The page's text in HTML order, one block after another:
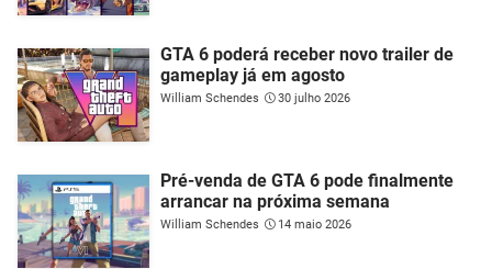
GTA 6 poderá receber novo trailer de
gameplay já em agosto
William Schendes 30 julho 2026
Pré-venda de GTA 6 pode finalmente
arrancar na próxima semana
William Schendes 14 maio 2026